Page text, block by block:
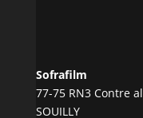
Sofrafilm
77-75 RN3 Contre
SOUILLY